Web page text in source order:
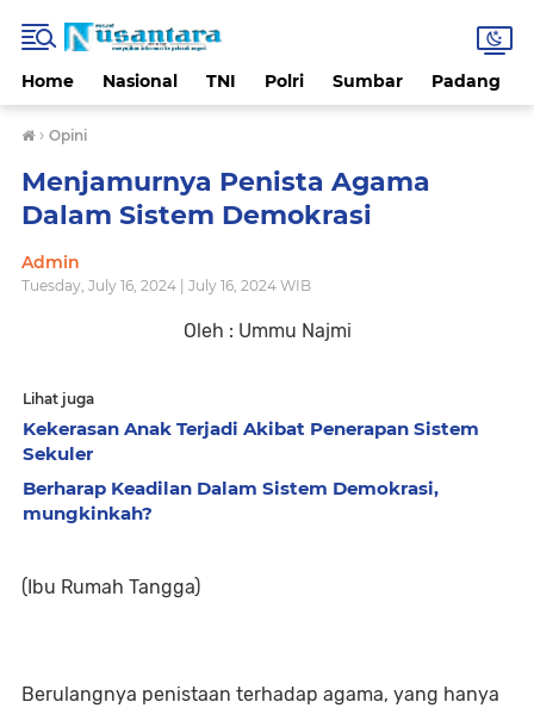
Home Nasional TNI Polri Sumbar Padang
› Opini
Menjamurnya Penista Agama
Dalam Sistem Demokrasi
Admin
Tuesday, July 16, 2024 | July 16, 2024 WIB
Oleh : Ummu Najmi
Lihat juga
Kekerasan Anak Terjadi Akibat Penerapan Sistem
Sekuler
Berharap Keadilan Dalam Sistem Demokrasi,
mungkinkah?
(Ibu Rumah Tangga)
Berulangnya penistaan terhadap agama, yang hanya